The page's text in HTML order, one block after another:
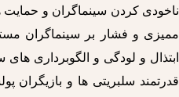
ناخودی کردن سینماگران و حمایت
ممیزی و فشار بر سینماگران
ابتذال و لودگی و الگوبرداری
قدرتمند سلبریتی ها و بازیگران